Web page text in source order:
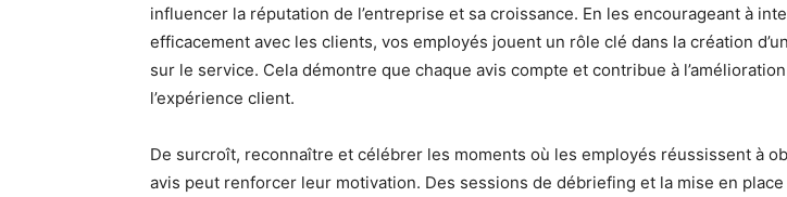
influencer la réputation de l’entreprise et sa croissance. En les encourageant à
efficacement avec les clients, vos employés jouent un rôle clé dans la création
sur le service. Cela démontre que chaque avis compte et contribue à
l’expérience client.
De surcroît, reconnaître et célébrer les moments où les employés réussissent à
avis peut renforcer leur motivation. Des sessions de débriefing et la mise en place